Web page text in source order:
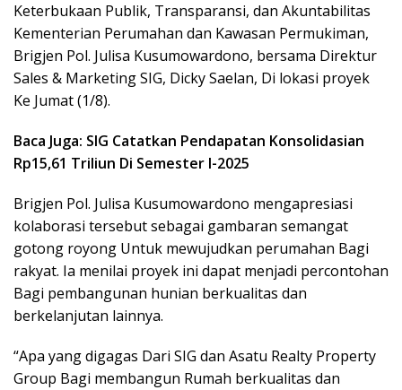
Keterbukaan Publik, Transparansi, dan Akuntabilitas
Kementerian Perumahan dan Kawasan Permukiman,
Brigjen Pol. Julisa Kusumowardono, bersama Direktur
Sales & Marketing SIG, Dicky Saelan, Di lokasi proyek
Ke Jumat (1/8).
Baca Juga: SIG Catatkan Pendapatan Konsolidasian
Rp15,61 Triliun Di Semester I-2025
Brigjen Pol. Julisa Kusumowardono mengapresiasi
kolaborasi tersebut sebagai gambaran semangat
gotong royong Untuk mewujudkan perumahan Bagi
rakyat. Ia menilai proyek ini dapat menjadi percontohan
Bagi pembangunan hunian berkualitas dan
berkelanjutan lainnya.
“Apa yang digagas Dari SIG dan Asatu Realty Property
Group Bagi membangun Rumah berkualitas dan